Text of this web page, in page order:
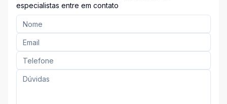
especialistas entre em contato